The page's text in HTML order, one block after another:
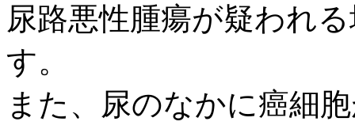
尿路悪性腫瘍が疑われ
す。
また、尿のなかに癌細